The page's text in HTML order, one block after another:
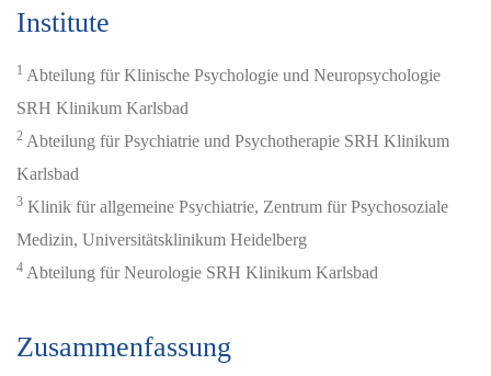
Institute
1 Abteilung für Klinische Psychologie und Neuropsychologie
SRH Klinikum Karlsbad
2 Abteilung für Psychiatrie und Psychotherapie SRH Klinikum
Karlsbad
3 Klinik für allgemeine Psychiatrie, Zentrum für Psychosoziale
Medizin, Universitätsklinikum Heidelberg
4 Abteilung für Neurologie SRH Klinikum Karlsbad
Zusammenfassung